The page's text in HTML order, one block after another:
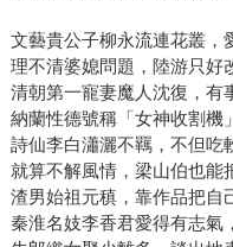
每個古潮人們都是刻在自
的古人開始書寫，以「翻
親。同時，以通靈少女的
牌。《國學潮人誌》系列
撐腰，例如：李清照從萌
影，讓我每讀一次＜聲聲
人生流下熱淚來。至於，
文藝貴公子柳永流連花叢，
理不清婆媳問題，陸游只好
清朝第一寵妻魔人沈復，有
納蘭性德號稱「女神收割機
詩仙李白瀟灑不羈，不但吃
就算不解風情，梁山伯也能
渣男始祖元稹，靠作品把自
秦淮名妓李香君愛得有志氣